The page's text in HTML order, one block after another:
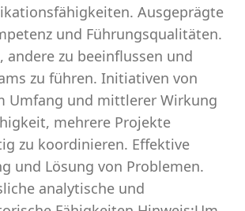
Ausgeprägte
und Führungsqualitäten.
andere zu beeinflussen und
zu führen. Initiativen von
Umfang und mittlerer Wirkung
mehrere Projekte
zu koordinieren. Effektive
und Lösung von Problemen.
analytische und